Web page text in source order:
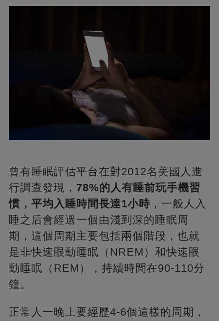
曾有睡眠評估平台在對2012名美國人進
行調查發現， 78%的人有睡前玩手機習
慣，平均入睡時間長達1小時 ，一般人入
睡之后會經過一個由淺到深的睡眠周
期，這個周期主要包括兩個階段，也就
是非快速眼動睡眠（NREM）和快速眼
動睡眠（REM），持續時間在90-110分
鐘。
正常人一晚上要經歷4-6個這樣的周期，